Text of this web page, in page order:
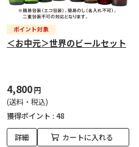
＜お中元＞世界のビールセット
4,800円
(送料・税込)
獲得ポイント : 48
詳細 カートに入れる